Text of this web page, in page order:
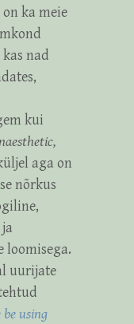
ka meie
nad
kui
aga on
nõrkus
loomisega.
uurijate
using